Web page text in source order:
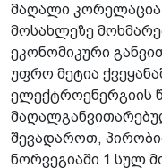
მაღალი
მოსახლეზე
ეკონომიკური
უფრო მეტია
ელექტროენერგიის
შევადაროთ,
ნორვეგიაში 1 სულ